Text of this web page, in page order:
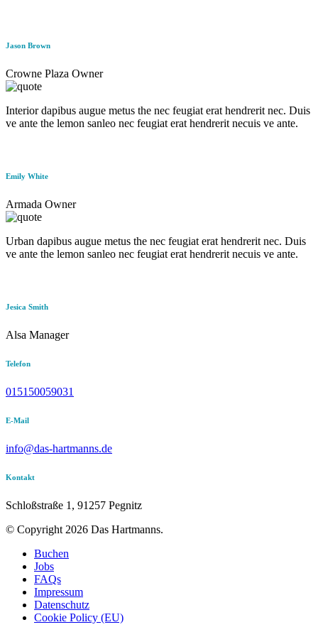
Jason Brown
Crowne Plaza Owner
Interior dapibus augue metus the nec feugiat erat hendrerit nec. Duis
ve ante the lemon sanleo nec feugiat erat hendrerit necuis ve ante.
Emily White
Armada Owner
Urban dapibus augue metus the nec feugiat erat hendrerit nec. Duis
ve ante the lemon sanleo nec feugiat erat hendrerit necuis ve ante.
Jesica Smith
Alsa Manager
Telefon
015150059031
E-Mail
info@das-hartmanns.de
Kontakt
Schloßstraße 1, 91257 Pegnitz
© Copyright 2026 Das Hartmanns.
Buchen
Jobs
FAQs
Impressum
Datenschutz
Cookie Policy (EU)